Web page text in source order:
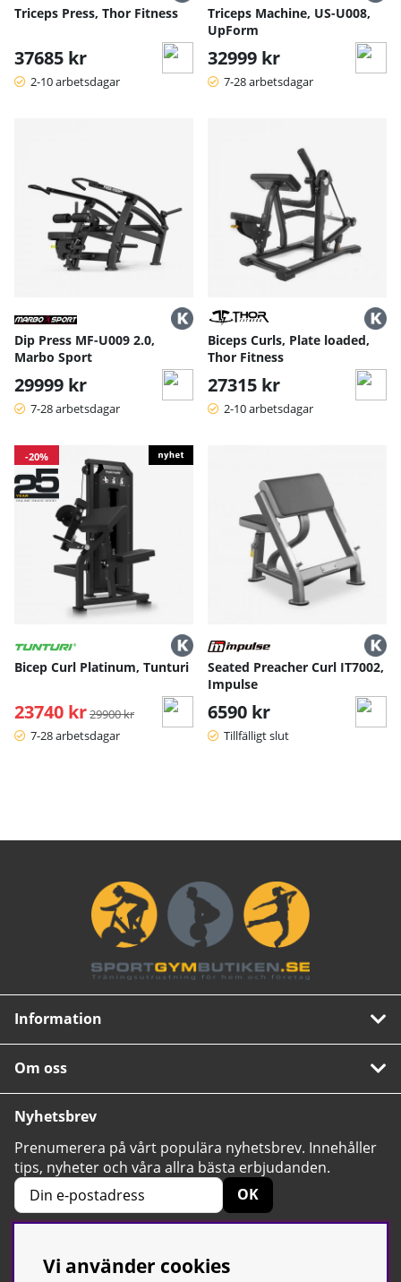
Triceps Press, Thor Fitness
37685 kr
2-10 arbetsdagar
Triceps Machine, US-U008,
UpForm
32999 kr
7-28 arbetsdagar
Dip Press MF-U009 2.0,
Marbo Sport
29999 kr
7-28 arbetsdagar
Biceps Curls, Plate loaded,
Thor Fitness
27315 kr
2-10 arbetsdagar
-20%
Bicep Curl Platinum, Tunturi
23740 kr Ordinarie pris:
29900 kr
7-28 arbetsdagar
Seated Preacher Curl IT7002,
Impulse
6590 kr
Tillfälligt slut
Information
Om oss
Nyhetsbrev
Prenumerera på vårt populära nyhetsbrev. Innehåller
tips, nyheter och våra allra bästa erbjudanden.
OK
Vi använder cookies